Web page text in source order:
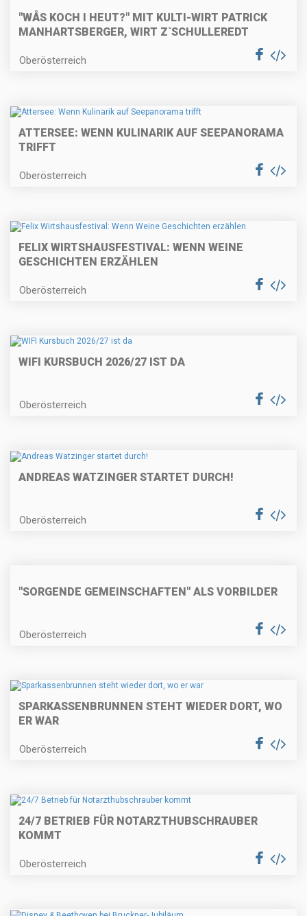
"WÅS KOCH I HEUT?" MIT KULTI-WIRT PATRICK
MANHARTSBERGER, WIRT Z`SCHULLEREDT
Oberösterreich
ATTERSEE: WENN KULINARIK AUF SEEPANORAMA
TRIFFT
Oberösterreich
FELIX WIRTSHAUSFESTIVAL: WENN WEINE
GESCHICHTEN ERZÄHLEN
Oberösterreich
WIFI KURSBUCH 2026/27 IST DA
Oberösterreich
ANDREAS WATZINGER STARTET DURCH!
Oberösterreich
"SORGENDE GEMEINSCHAFTEN" ALS VORBILDER
Oberösterreich
SPARKASSENBRUNNEN STEHT WIEDER DORT, WO
ER WAR
Oberösterreich
24/7 BETRIEB FÜR NOTARZTHUBSCHRAUBER
KOMMT
Oberösterreich